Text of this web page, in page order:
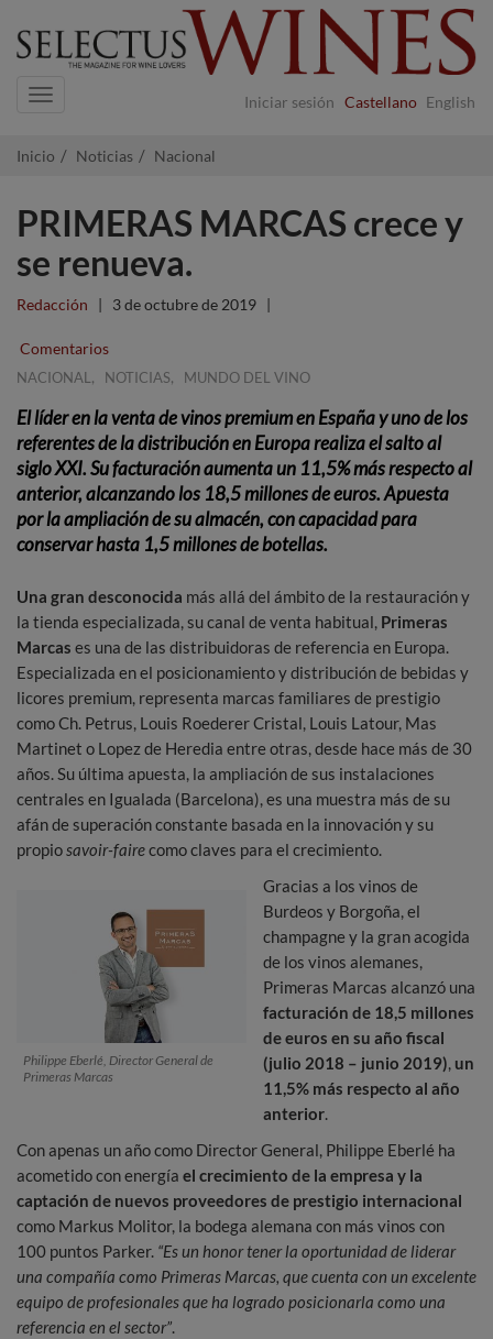
Iniciar sesión Castellano English
Navigation
Inicio Noticias Nacional
PRIMERAS MARCAS crece y
se renueva.
Redacción | 3 de octubre de 2019 |
Comentarios
NACIONAL , NOTICIAS, MUNDO DEL VINO
El líder en la venta de vinos premium en España y uno de los
referentes de la distribución en Europa realiza el salto al
siglo XXI.Su facturación aumenta un 11,5% más respecto al
anterior, alcanzando los 18,5 millones de euros.Apuesta
por la ampliación de su almacén, con capacidad para
conservar hasta 1,5 millones de botellas.
Una gran desconocida más allá del ámbito de la restauración y
la tienda especializada, su canal de venta habitual, Primeras
Marcas es una de las distribuidoras de referencia en Europa.
Especializada en el posicionamiento y distribución de bebidas y
licores premium, representa marcas familiares de prestigio
como Ch. Petrus, Louis Roederer Cristal, Louis Latour, Mas
Martinet o Lopez de Heredia entre otras, desde hace más de 30
años. Su última apuesta, la ampliación de sus instalaciones
centrales en Igualada (Barcelona), es una muestra más de su
afán de superación constante basada en la innovación y su
propiosavoir-fairecomo claves para el crecimiento.
Philippe Eberlé, Director General de
Primeras Marcas
Gracias a los vinos de
Burdeos y Borgoña, el
champagne y la gran acogida
de los vinos alemanes,
Primeras Marcas alcanzó una
facturación de 18,5 millones
de euros en su año fiscal
(julio 2018 – junio 2019), un
11,5% más respecto al año
anterior.
Con apenas un año como Director General, Philippe Eberlé ha
acometido con energía el crecimiento de la empresa y la
captación de nuevos proveedores de prestigio internacional
como Markus Molitor, la bodega alemana con más vinos con
100 puntos Parker. “Es un honor tener la oportunidad de liderar
una compañía como Primeras Marcas, que cuenta con un excelente
equipo de profesionales que ha logrado posicionarla como una
referencia en el sector”.